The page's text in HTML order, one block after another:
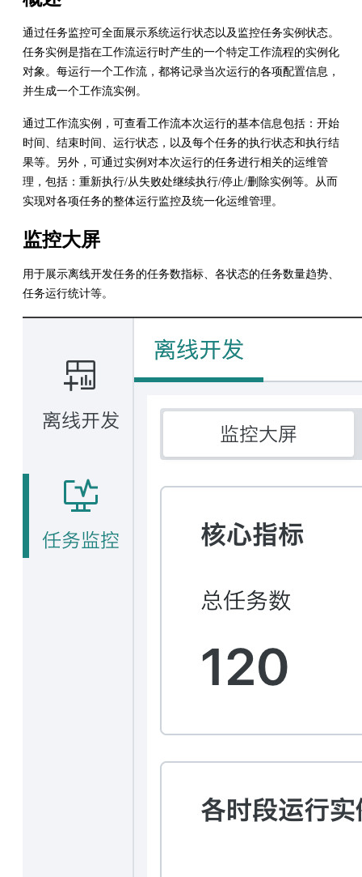
通过任务监控可全面展示系统运行状态以及监控任务实例状态。
任务实例是指在工作流运行时产生的一个特定工作流程的实例化
对象。每运行一个工作流，都将记录当次运行的各项配置信息，
并生成一个工作流实例。
通过工作流实例，可查看工作流本次运行的基本信息包括：开始
时间、结束时间、运行状态，以及每个任务的执行状态和执行结
果等。另外，可通过实例对本次运行的任务进行相关的运维管
理，包括：重新执行/从失败处继续执行/停止/删除实例等。从而
实现对各项任务的整体运行监控及统一化运维管理。
监控大屏
用于展示离线开发任务的任务数指标、各状态的任务数量趋势、
任务运行统计等。